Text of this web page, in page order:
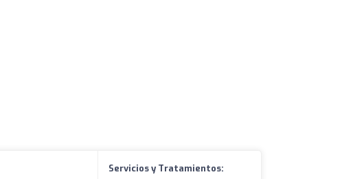
Servicios y Tratamientos: